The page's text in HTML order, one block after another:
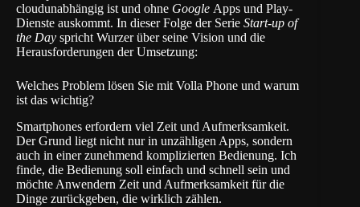
cloudunabhängig ist und ohne Google Apps und Play-
Dienste auskommt. In dieser Folge der Serie Start-up of
the Day spricht Wurzer über seine Vision und die
Herausforderungen der Umsetzung:
Welches Problem lösen Sie mit Volla Phone und warum
ist das wichtig?
Smartphones erfordern viel Zeit und Aufmerksamkeit.
Der Grund liegt nicht nur in unzähligen Apps, sondern
auch in einer zunehmend komplizierten Bedienung. Ich
finde, die Bedienung soll einfach und schnell sein und
möchte Anwendern Zeit und Aufmerksamkeit für die
Dinge zurückgeben, die wirklich zählen.